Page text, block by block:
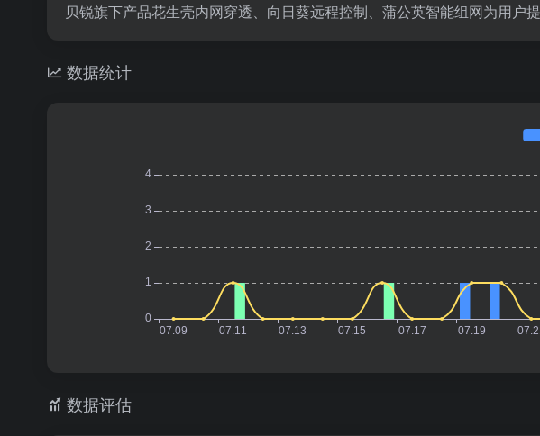
贝锐旗下产品花生壳内网穿透、向日葵远程控制、蒲公英智能组网为用户
数据统计
数据评估